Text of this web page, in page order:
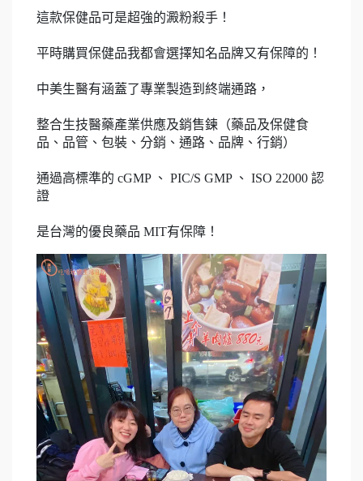
這款保健品可是超強的澱粉殺手！
平時購買保健品我都會選擇知名品牌又有保障的！
中美生醫有涵蓋了專業製造到終端通路，
整合生技醫藥產業供應及銷售鍊（藥品及保健食
品、品管、包裝、分銷、通路、品牌、行銷）
通過高標準的 cGMP 、 PIC/S GMP 、 ISO 22000 認
證
是台灣的優良藥品 MIT有保障！